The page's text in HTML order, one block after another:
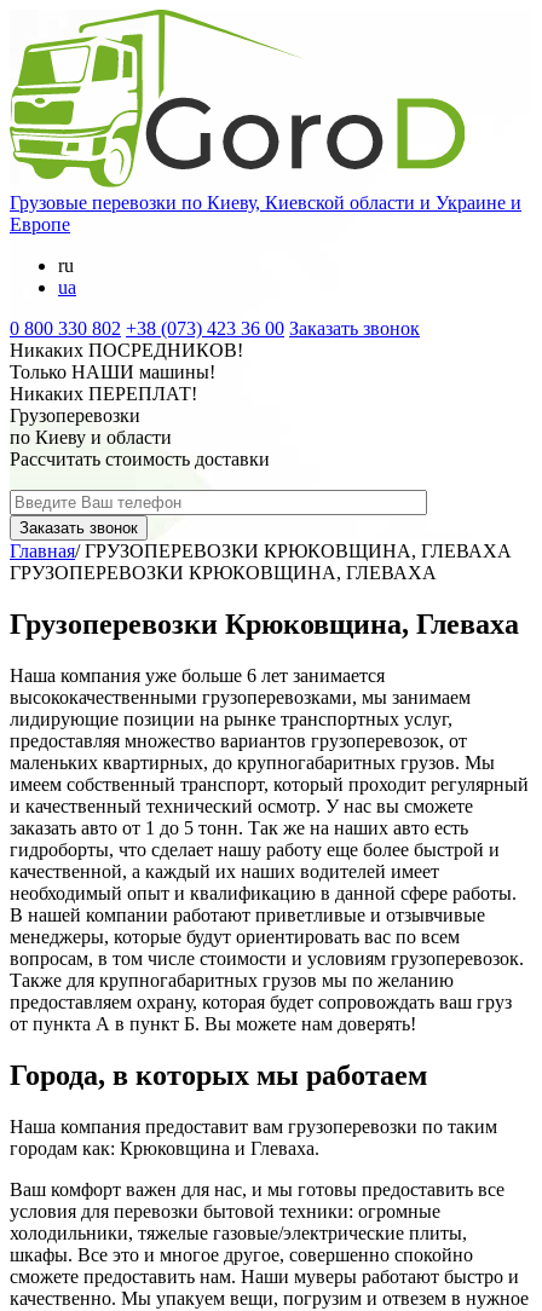
Грузовые перевозки по Киеву, Киевской области и Украине и
Европе
ru
ua
0 800 330 802 +38 (073) 423 36 00 Заказать звонок
Никаких ПОСРЕДНИКОВ!
Только НАШИ машины!
Никаких ПЕРЕПЛАТ!
Грузоперевозки
по Киеву и области
Рассчитать стоимость доставки
Главная/ ГРУЗОПЕРЕВОЗКИ КРЮКОВЩИНА, ГЛЕВАХА
ГРУЗОПЕРЕВОЗКИ КРЮКОВЩИНА, ГЛЕВАХА
Грузоперевозки Крюковщина, Глеваха
Наша компания уже больше 6 лет занимается
высококачественными грузоперевозками, мы занимаем
лидирующие позиции на рынке транспортных услуг,
предоставляя множество вариантов грузоперевозок, от
маленьких квартирных, до крупногабаритных грузов. Мы
имеем собственный транспорт, который проходит регулярный
и качественный технический осмотр. У нас вы сможете
заказать авто от 1 до 5 тонн. Так же на наших авто есть
гидроборты, что сделает нашу работу еще более быстрой и
качественной, а каждый их наших водителей имеет
необходимый опыт и квалификацию в данной сфере работы.
В нашей компании работают приветливые и отзывчивые
менеджеры, которые будут ориентировать вас по всем
вопросам, в том числе стоимости и условиям грузоперевозок.
Также для крупногабаритных грузов мы по желанию
предоставляем охрану, которая будет сопровождать ваш груз
от пункта А в пункт Б. Вы можете нам доверять!
Города, в которых мы работаем
Наша компания предоставит вам грузоперевозки по таким
городам как: Крюковщина и Глеваха.
Ваш комфорт важен для нас, и мы готовы предоставить все
условия для перевозки бытовой техники: огромные
холодильники, тяжелые газовые/электрические плиты,
шкафы. Все это и многое другое, совершенно спокойно
сможете предоставить нам. Наши муверы работают быстро и
качественно. Мы упакуем вещи, погрузим и отвезем в нужное